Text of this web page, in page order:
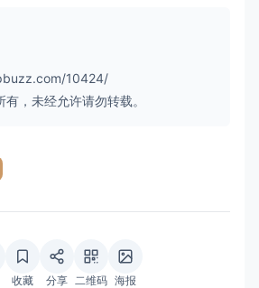
10424/
，未经允许请勿转载。
收藏 分享 二维码 海报